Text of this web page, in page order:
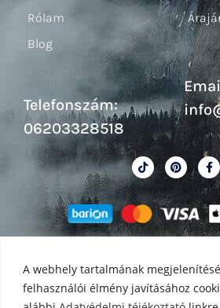
A webhely tartalmának
felhasználói élmény javításához
Rólam
Blog
Telefonszám:
06203328518